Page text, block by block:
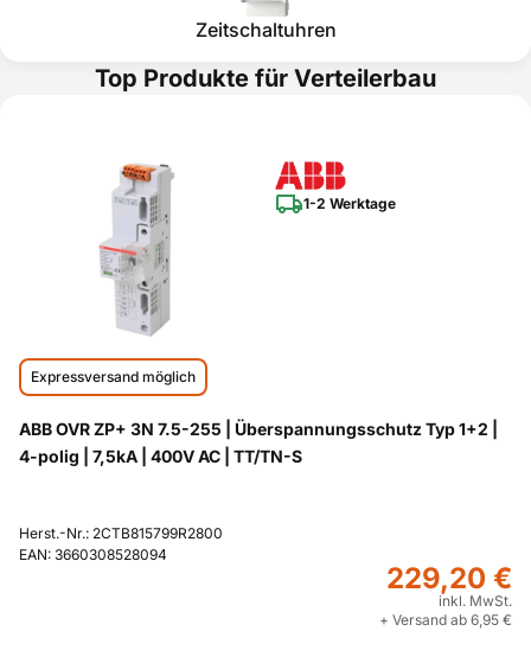
Zeitschaltuhren
Top Produkte für Verteilerbau
1-2 Werktage
Expressversand möglich
ABB OVR ZP+ 3N 7.5-255 | Überspannungsschutz Typ 1+2 |
4-polig | 7,5kA | 400V AC | TT/TN-S
Herst.-Nr.: 2CTB815799R2800
EAN: 3660308528094
229,20 €
inkl. MwSt.
+ Versand ab 6,95 €